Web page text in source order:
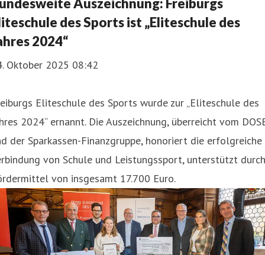
Auszeichnung: Freiburgs
des Sports ist „Eliteschule des
2024“
Oktober 2025 08:42
Eliteschule des Sports wurde zur „Eliteschule des
2024“ ernannt. Die Auszeichnung, überreicht vom
der Sparkassen-Finanzgruppe, honoriert die erfolgreiche
von Schule und Leistungssport, unterstützt durch
von insgesamt 17.700 Euro.